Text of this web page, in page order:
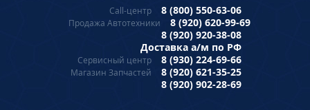
Call-центр 8 (800) 550-63-06
Продажа Автотехники
8 (920) 620-99-69
8 (920) 920-38-08
Доставка а/м по РФ
Сервисный центр 8 (930) 224-69-66
Магазин Запчастей
8 (920) 621-35-25
8 (920) 902-28-69